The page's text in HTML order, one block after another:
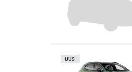
UUS